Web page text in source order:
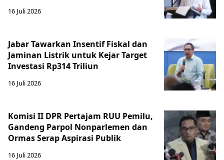
16 Juli 2026
Jabar Tawarkan Insentif Fiskal dan
Jaminan Listrik untuk Kejar Target
Investasi Rp314 Triliun
16 Juli 2026
Komisi II DPR Pertajam RUU Pemilu,
Gandeng Parpol Nonparlemen dan
Ormas Serap Aspirasi Publik
16 Juli 2026